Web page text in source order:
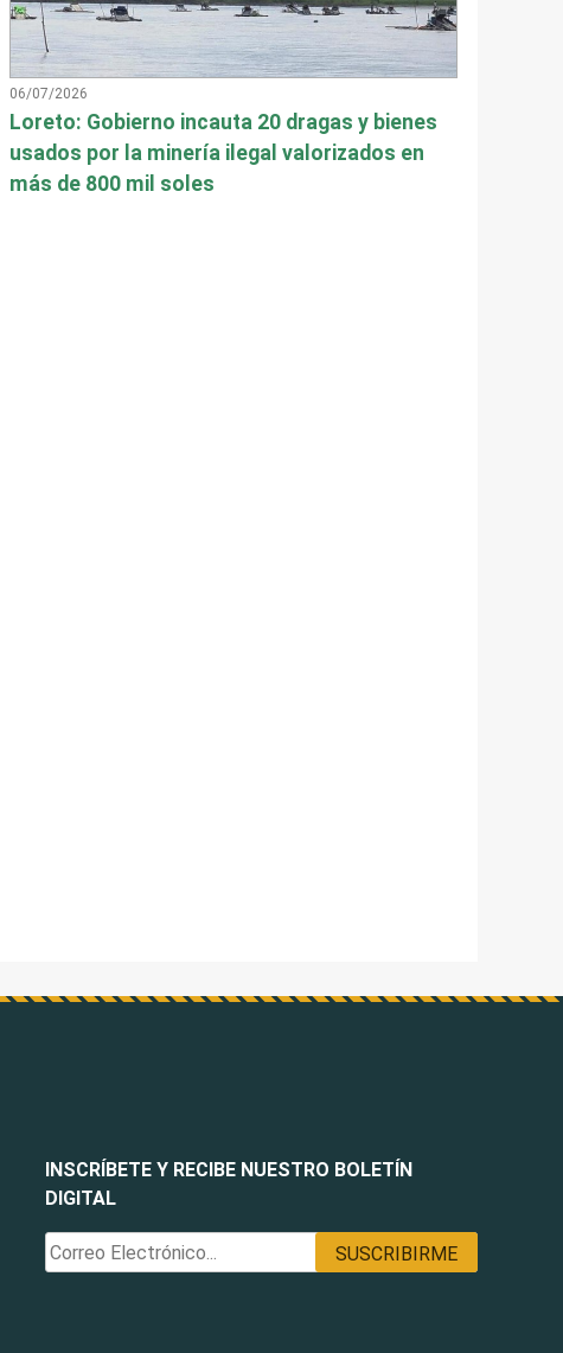
06/07/2026
Loreto: Gobierno incauta 20 dragas y bienes
usados por la minería ilegal valorizados en
más de 800 mil soles
INSCRÍBETE Y RECIBE NUESTRO BOLETÍN
DIGITAL